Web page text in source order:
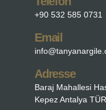
+90 532 585 0731
Email
Adresse
Baraj Mahallesi
Kepez Antalya